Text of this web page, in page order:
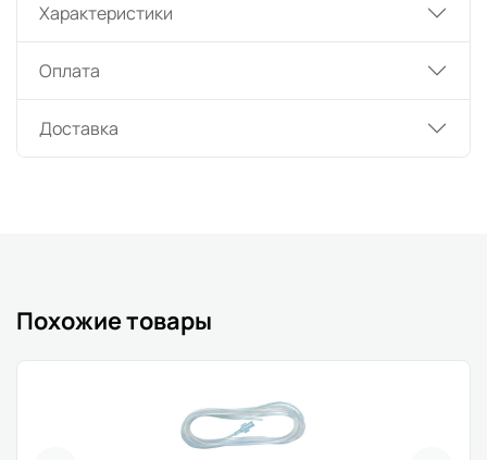
Характеристики
Оплата
Доставка
Похожие товары